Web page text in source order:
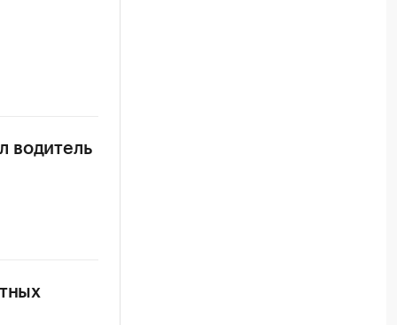
водитель